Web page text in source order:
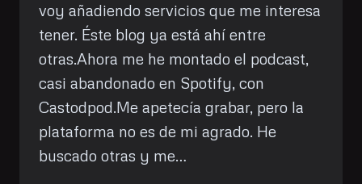
voy añadiendo servicios que me interesa
tener. Éste blog ya está ahí entre
otras.Ahora me he montado el podcast,
casi abandonado en Spotify, con
Castodpod.Me apetecía grabar, pero la
plataforma no es de mi agrado. He
buscado otras y me…